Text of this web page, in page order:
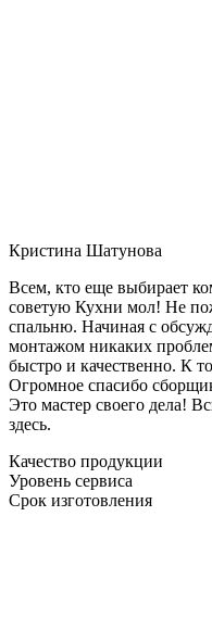
Кристина Шатунова
Всем, кто еще выбирает
советую Кухни мол! Не
спальню. Начиная с
монтажом никаких
быстро и качественно. К
Огромное спасибо
Это мастер своего дела!
здесь.
Качество продукции
Уровень сервиса
Срок изготовления